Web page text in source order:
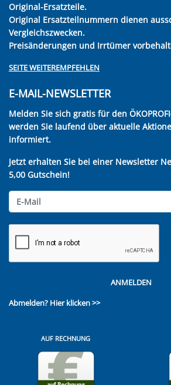
Original-Ersatzteile.
Original Ersatzteilnummern dienen
Vergleichszwecken.
Preisänderungen und Irrtümer
SEITE WEITEREMPFEHLEN
E-MAIL-NEWSLETTER
Melden Sie sich gratis für den
werden Sie laufend über aktuelle
informiert.
Jetzt erhalten Sie bei einer Newsletter
5,00 Gutschein!
ANMELDEN
Abmelden? Hier klicken >>
AUF RECHNUNG